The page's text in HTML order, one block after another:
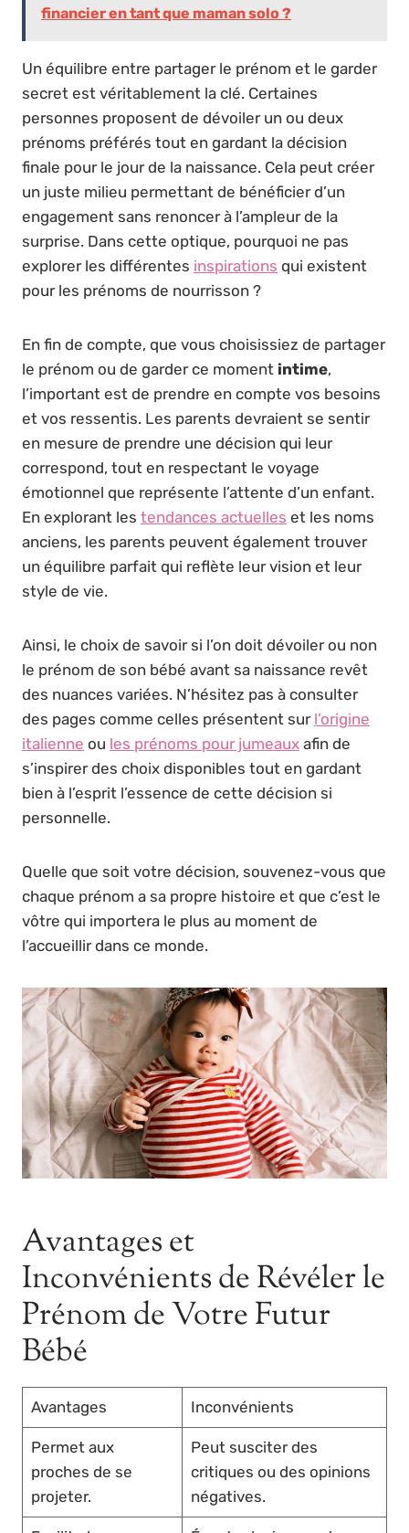
financier en tant que maman solo ?
Un équilibre entre partager le prénom et le garder
secret est véritablement la clé. Certaines
personnes proposent de dévoiler un ou deux
prénoms préférés tout en gardant la décision
finale pour le jour de la naissance. Cela peut créer
un juste milieu permettant de bénéficier d’un
engagement sans renoncer à l’ampleur de la
surprise. Dans cette optique, pourquoi ne pas
explorer les différentes inspirations qui existent
pour les prénoms de nourrisson ?
En fin de compte, que vous choisissiez de partager
le prénom ou de garder ce moment intime,
l’important est de prendre en compte vos besoins
et vos ressentis. Les parents devraient se sentir
en mesure de prendre une décision qui leur
correspond, tout en respectant le voyage
émotionnel que représente l’attente d’un enfant.
En explorant les tendances actuelles et les noms
anciens, les parents peuvent également trouver
un équilibre parfait qui reflète leur vision et leur
style de vie.
Ainsi, le choix de savoir si l’on doit dévoiler ou non
le prénom de son bébé avant sa naissance revêt
des nuances variées. N’hésitez pas à consulter
des pages comme celles présentent sur l’origine
italienne ou les prénoms pour jumeaux afin de
s’inspirer des choix disponibles tout en gardant
bien à l’esprit l’essence de cette décision si
personnelle.
Quelle que soit votre décision, souvenez-vous que
chaque prénom a sa propre histoire et que c’est le
vôtre qui importera le plus au moment de
l’accueillir dans ce monde.
Avantages et
Inconvénients de Révéler le
Prénom de Votre Futur
Bébé
Avantages Inconvénients
Permet aux
proches de se
projeter.
Peut susciter des
critiques ou des opinions
négatives.